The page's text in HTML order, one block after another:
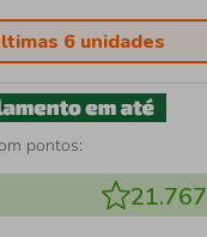
6 unidades
pontos:
21.767